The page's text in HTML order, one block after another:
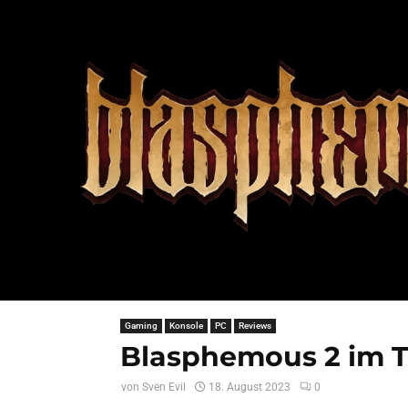
Gaming Konsole PC Reviews
Blasphemous 2 im
von Sven Evil 18. August 2023 0